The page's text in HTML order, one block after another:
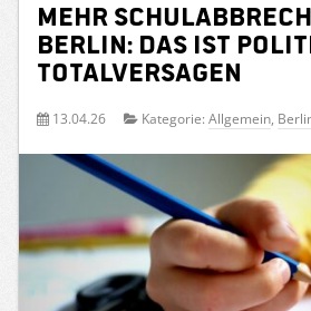
Mehr
Berlin: Das ist
Totalversagen
13.04.26 Kategorie: Allgemein,